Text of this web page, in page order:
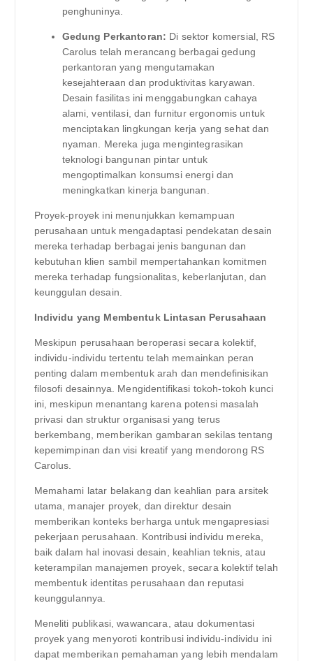
penghuninya.
Gedung Perkantoran: Di sektor komersial, RS
Carolus telah merancang berbagai gedung
perkantoran yang mengutamakan
kesejahteraan dan produktivitas karyawan.
Desain fasilitas ini menggabungkan cahaya
alami, ventilasi, dan furnitur ergonomis untuk
menciptakan lingkungan kerja yang sehat dan
nyaman. Mereka juga mengintegrasikan
teknologi bangunan pintar untuk
mengoptimalkan konsumsi energi dan
meningkatkan kinerja bangunan.
Proyek-proyek ini menunjukkan kemampuan
perusahaan untuk mengadaptasi pendekatan desain
mereka terhadap berbagai jenis bangunan dan
kebutuhan klien sambil mempertahankan komitmen
mereka terhadap fungsionalitas, keberlanjutan, dan
keunggulan desain.
Individu yang Membentuk Lintasan Perusahaan
Meskipun perusahaan beroperasi secara kolektif,
individu-individu tertentu telah memainkan peran
penting dalam membentuk arah dan mendefinisikan
filosofi desainnya. Mengidentifikasi tokoh-tokoh kunci
ini, meskipun menantang karena potensi masalah
privasi dan struktur organisasi yang terus
berkembang, memberikan gambaran sekilas tentang
kepemimpinan dan visi kreatif yang mendorong RS
Carolus.
Memahami latar belakang dan keahlian para arsitek
utama, manajer proyek, dan direktur desain
memberikan konteks berharga untuk mengapresiasi
pekerjaan perusahaan. Kontribusi individu mereka,
baik dalam hal inovasi desain, keahlian teknis, atau
keterampilan manajemen proyek, secara kolektif telah
membentuk identitas perusahaan dan reputasi
keunggulannya.
Meneliti publikasi, wawancara, atau dokumentasi
proyek yang menyoroti kontribusi individu-individu ini
dapat memberikan pemahaman yang lebih mendalam